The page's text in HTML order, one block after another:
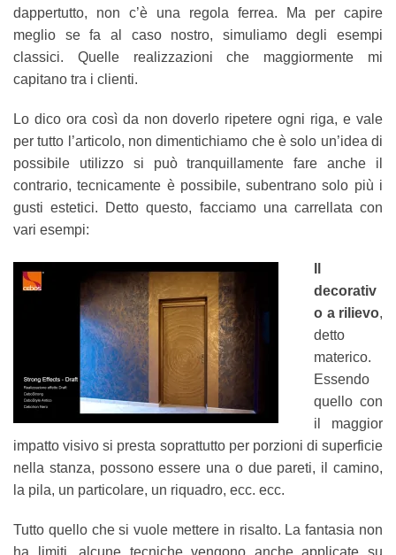
dappertutto, non c’è una regola ferrea. Ma per capire
meglio se fa al caso nostro, simuliamo degli esempi
classici. Quelle realizzazioni che maggiormente mi
capitano tra i clienti.
Lo dico ora così da non doverlo ripetere ogni riga, e vale
per tutto l’articolo, non dimentichiamo che è solo un’idea di
possibile utilizzo si può tranquillamente fare anche il
contrario, tecnicamente è possibile, subentrano solo più i
gusti estetici. Detto questo, facciamo una carrellata con
vari esempi:
decorativ
o a rilievo,
detto
materico.
Essendo
quello con
il maggior
impatto visivo si presta soprattutto per porzioni di superficie
nella stanza, possono essere una o due pareti, il camino,
la pila, un particolare, un riquadro, ecc. ecc.
Tutto quello che si vuole mettere in risalto. La fantasia non
ha limiti, alcune tecniche vengono anche applicate su